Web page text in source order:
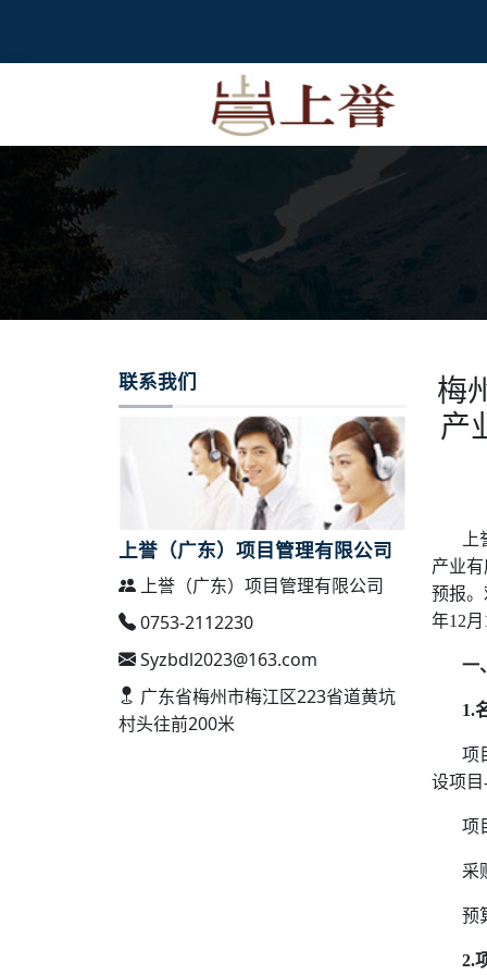
联系我们
上誉（广东）项目管理有限公司
上誉（广东）项目管理有限公司
0753-2112230
Syzbdl2023@163.com
广东省梅州市梅江区223省道黄坑
村头往前200米
梅
产
产业
预报
年12月
一
1.
项
设项目
项
采
预
2.